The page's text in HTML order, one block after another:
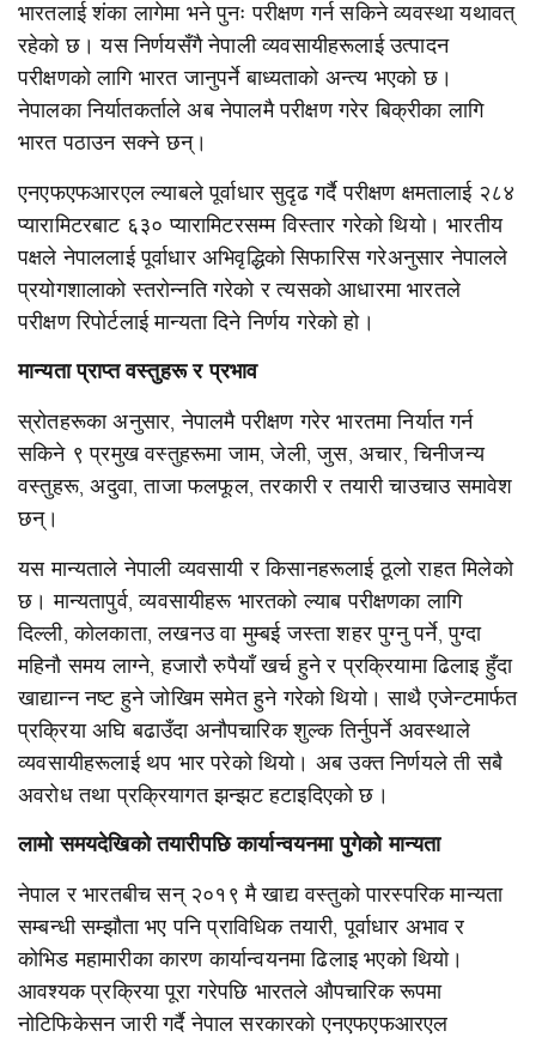
भारतलाई शंका लागेमा भने पुनः परीक्षण गर्न सकिने व्यवस्था यथावत्
रहेको छ। यस निर्णयसँगै नेपाली व्यवसायीहरूलाई उत्पादन
परीक्षणको लागि भारत जानुपर्ने बाध्यताको अन्त्य भएको छ।
नेपालका निर्यातकर्ताले अब नेपालमै परीक्षण गरेर बिक्रीका लागि
भारत पठाउन सक्ने छन्।
एनएफएफआरएल ल्याबले पूर्वाधार सुदृढ गर्दै परीक्षण क्षमतालाई २८४
प्यारामिटरबाट ६३० प्यारामिटरसम्म विस्तार गरेको थियो। भारतीय
पक्षले नेपाललाई पूर्वाधार अभिवृद्धिको सिफारिस गरेअनुसार नेपालले
प्रयोगशालाको स्तरोन्नति गरेको र त्यसको आधारमा भारतले
परीक्षण रिपोर्टलाई मान्यता दिने निर्णय गरेको हो।
मान्यता प्राप्त वस्तुहरू र प्रभाव
स्रोतहरूका अनुसार,नेपालमै परीक्षण गरेर भारतमा निर्यात गर्न
सकिने ९ प्रमुख वस्तुहरूमा जाम,जेली,जुस,अचार,चिनीजन्य
वस्तुहरू,अदुवा,ताजा फलफूल,तरकारी र तयारी चाउचाउ समावेश
छन्।
यस मान्यताले नेपाली व्यवसायी र किसानहरूलाई ठूलो राहत मिलेको
छ। मान्यतापुर्व, व्यवसायीहरू भारतको ल्याब परीक्षणका लागि
दिल्ली,कोलकाता,लखनउ वा मुम्बई जस्ता शहर पुग्नु पर्ने,पुग्दा
महिनौ समय लाग्ने,हजारौ रुपैयाँ खर्च हुने र प्रक्रियामा ढिलाइ हुँदा
खाद्यान्न नष्ट हुने जोखिम समेत हुने गरेको थियो। साथै एजेन्टमार्फत
प्रक्रिया अघि बढाउँदा अनौपचारिक शुल्क तिर्नुपर्ने अवस्थाले
व्यवसायीहरूलाई थप भार परेको थियो। अब उक्त निर्णयले ती सबै
अवरोध तथा प्रक्रियागत झन्झट हटाइदिएको छ।
लामो समयदेखिको तयारीपछि कार्यान्वयनमा पुगेको मान्यता
नेपाल र भारतबीच सन् २०१९ मै खाद्य वस्तुको पारस्परिक मान्यता
सम्बन्धी सम्झौता भए पनि प्राविधिक तयारी,पूर्वाधार अभाव र
कोभिड महामारीका कारण कार्यान्वयनमा ढिलाइ भएको थियो।
आवश्यक प्रक्रिया पूरा गरेपछि भारतले औपचारिक रूपमा
नोटिफिकेसन जारी गर्दै नेपाल सरकारको एनएफएफआरएल